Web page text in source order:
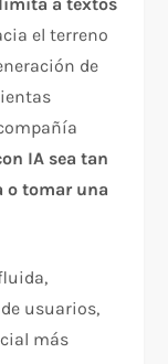
el terreno
de
IA sea tan
o tomar una
usuarios,
más